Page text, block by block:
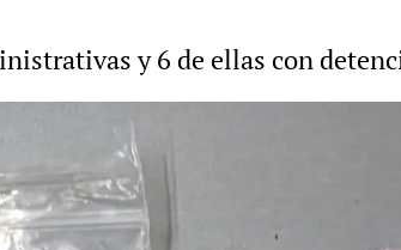
y 6 de ellas con